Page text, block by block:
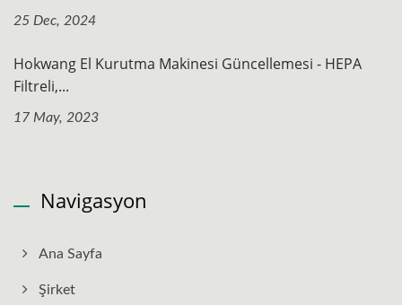
25 Dec, 2024
Hokwang El Kurutma Makinesi Güncellemesi - HEPA
Filtreli,...
17 May, 2023
Navigasyon
Ana Sayfa
Şirket